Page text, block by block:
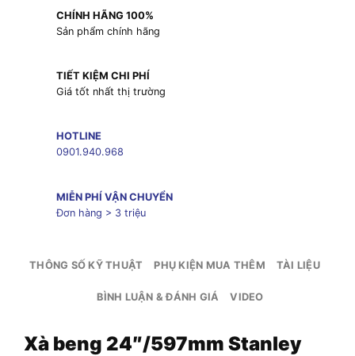
CHÍNH HÃNG 100%
Sản phẩm chính hãng
TIẾT KIỆM CHI PHÍ
Giá tốt nhất thị trường
HOTLINE
0901.940.968
MIỄN PHÍ VẬN CHUYỂN
Đơn hàng > 3 triệu
THÔNG SỐ KỸ THUẬT PHỤ KIỆN MUA THÊM TÀI LIỆU
BÌNH LUẬN & ĐÁNH GIÁ VIDEO
Xà beng 24″/597mm Stanley